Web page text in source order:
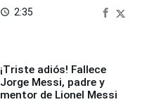
access_time 2:35
¡Triste adiós! Fallece
Jorge Messi, padre y
mentor de Lionel Messi